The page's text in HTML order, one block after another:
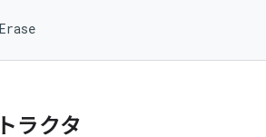
ラクタ